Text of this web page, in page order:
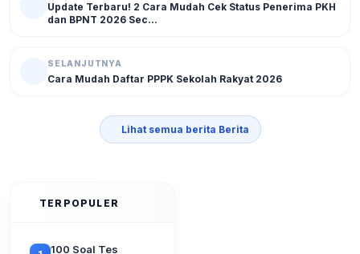
Update Terbaru! 2 Cara Mudah Cek Status Penerima PKH
dan BPNT 2026 Sec...
SELANJUTNYA
Cara Mudah Daftar PPPK Sekolah Rakyat 2026
Lihat semua berita Berita
TERPOPULER
100 Soal Tes